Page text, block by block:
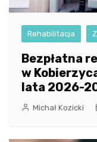
Rehabilitacja
Bezpłatna
w
lata 2026-
Michał Kozicki